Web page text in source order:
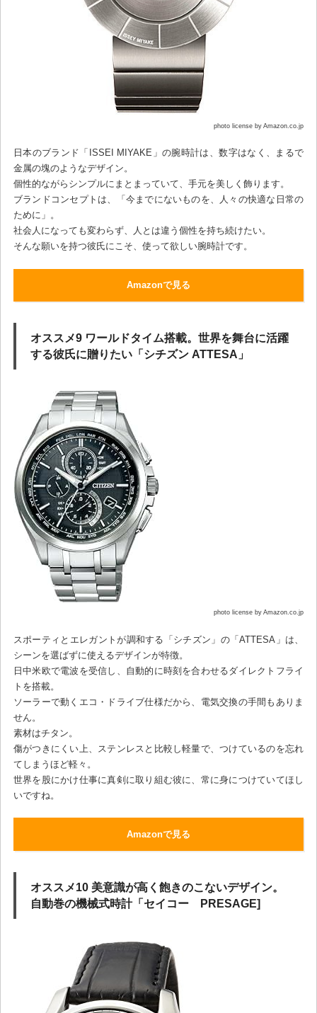
photo license by Amazon.co.jp
日本のブランド「ISSEI MIYAKE」の腕時計は、数字はなく、まるで
金属の塊のようなデザイン。
個性的ながらシンプルにまとまっていて、手元を美しく飾ります。
ブランドコンセプトは、「今までにないものを、人々の快適な日常の
ために」。
社会人になっても変わらず、人とは違う個性を持ち続けたい。
そんな願いを持つ彼氏にこそ、使って欲しい腕時計です。
Amazonで見る
オススメ9 ワールドタイム搭載。世界を舞台に活躍
する彼氏に贈りたい「シチズン ATTESA」
photo license by Amazon.co.jp
スポーティとエレガントが調和する「シチズン」の「ATTESA」は、
シーンを選ばずに使えるデザインが特徴。
日中米欧で電波を受信し、自動的に時刻を合わせるダイレクトフライ
トを搭載。
ソーラーで動くエコ・ドライブ仕様だから、電気交換の手間もありま
せん。
素材はチタン。
傷がつきにくい上、ステンレスと比較し軽量で、つけているのを忘れ
てしまうほど軽々。
世界を股にかけ仕事に真剣に取り組む彼に、常に身につけていてほし
いですね。
Amazonで見る
オススメ10 美意識が高く飽きのこないデザイン。
自動巻の機械式時計「セイコー PRESAGE]